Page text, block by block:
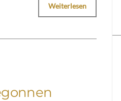
Weiterlesen